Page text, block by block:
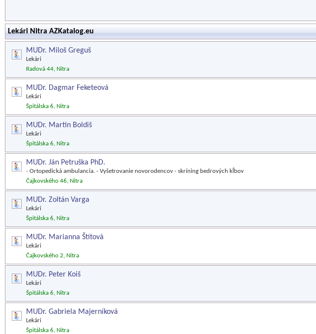
Lekári Nitra AZKatalog.eu
MUDr. Miloš Greguš
Lekári
Radová 44, Nitra
MUDr. Dagmar Feketeová
Lekári
Špitálska 6, Nitra
MUDr. Martin Boldiš
Lekári
Špitálska 6, Nitra
MUDr. Ján Petruška PhD.
- Ortopedická ambulancia. - Vyšetrovanie novorodencov - skríning bedrových kĺbov
Čajkovského 46, Nitra
MUDr. Zoltán Varga
Lekári
Špitálska 6, Nitra
MUDr. Marianna Štítová
Lekári
Čajkovského 2, Nitra
MUDr. Peter Koiš
Lekári
Špitálska 6, Nitra
MUDr. Gabriela Majerníková
Lekári
Špitálska 6, Nitra